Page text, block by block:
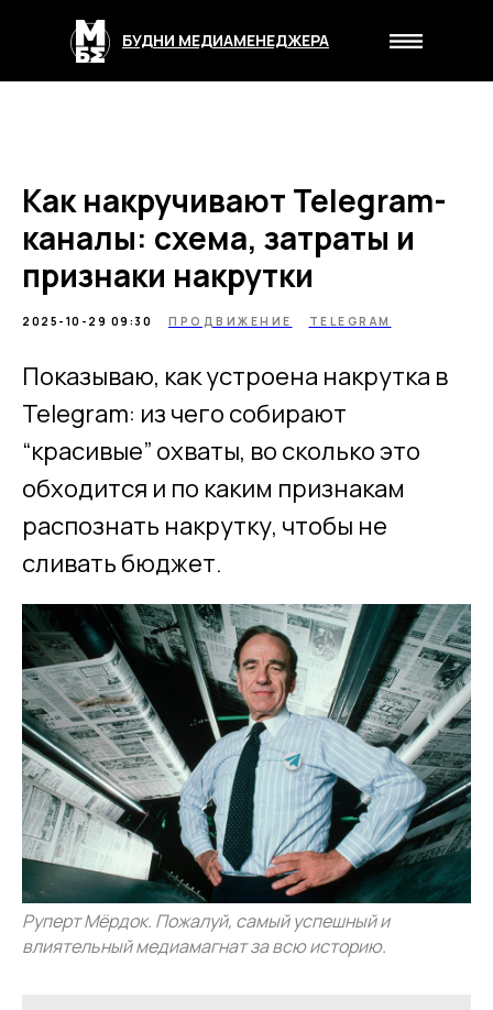
БУДНИ МЕДИАМЕНЕДЖЕРА
Как накручивают Telegram-
каналы: схема, затраты и
признаки накрутки
2025-10-29 09:30 ПРОДВИЖЕНИЕ TELEGRAM
Показываю, как устроена накрутка в
Telegram: из чего собирают
“красивые” охваты, во сколько это
обходится и по каким признакам
распознать накрутку, чтобы не
сливать бюджет.
Руперт Мёрдок. Пожалуй, самый успешный и
влиятельный медиамагнат за всю историю.